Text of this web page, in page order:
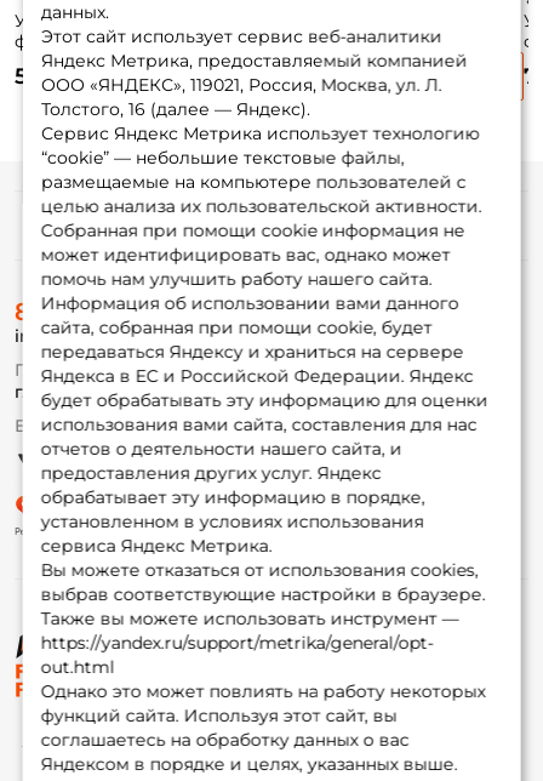
Удилище
фидерное Salmo
Sniper Feeder
360см. до 90гр. /
4111-360
5 795 ₽
фидерное
Sabaneev Impulse
300см. до 50гр. /
IF-10LM
5 905 ₽
фидерное
Sabaneev Impulse
360см. до 180гр. /
7 330 ₽ 7
данных.
Этот сайт использует сервис веб-аналитики
Яндекс Метрика, предоставляемый компанией
ООО «ЯНДЕКС», 119021, Россия, Москва, ул. Л.
Толстого, 16 (далее — Яндекс).
Сервис Яндекс Метрика использует технологию
“cookie” — небольшие текстовые файлы,
размещаемые на компьютере пользователей с
целью анализа их пользовательской активности.
Собранная при помощи cookie информация не
может идентифицировать вас, однако может
помочь нам улучшить работу нашего сайта.
Информация об использовании вами данного
сайта, собранная при помощи cookie, будет
передаваться Яндексу и храниться на сервере
Яндекса в ЕС и Российской Федерации. Яндекс
будет обрабатывать эту информацию для оценки
использования вами сайта, составления для нас
отчетов о деятельности нашего сайта, и
предоставления других услуг. Яндекс
обрабатывает эту информацию в порядке,
установленном в условиях использования
сервиса Яндекс Метрика.
Вы можете отказаться от использования cookies,
выбрав соответствующие настройки в браузере.
Также вы можете использовать инструмент —
https://yandex.ru/support/metrika/general/opt-
out.html
Однако это может повлиять на работу некоторых
функций сайта. Используя этот сайт, вы
соглашаетесь на обработку данных о вас
Яндексом в порядке и целях, указанных выше.
© ФоксФишинг, 2009-2026
Информация
О магазине
Доставка
Оплата
Fox-bonus
Гуру
Партнерская программа
8 (495) 532-77-88
info@foxfishing.ru
По вопросам с заказом
г. Москва, ул. Плеханова д.7
Ежедневно 10:00 до 20:00